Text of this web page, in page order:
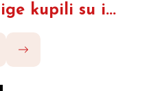
kupili su i...